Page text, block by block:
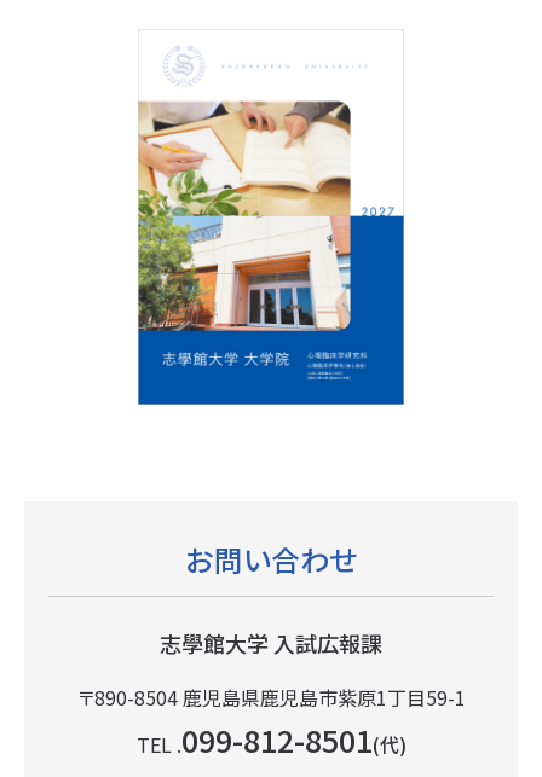
お問い合わせ
志學館大学 入試広報課
〒890-8504鹿児島県鹿児島市紫原1丁目59-1
TEL .099-812-8501(代)